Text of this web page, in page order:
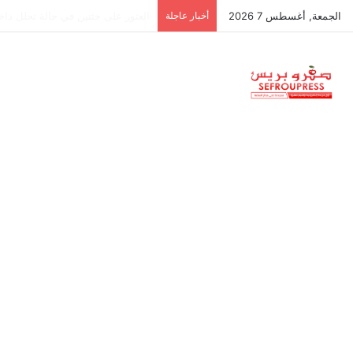
الجمعة, أغسطس 7 2026 أخبار عاجلة